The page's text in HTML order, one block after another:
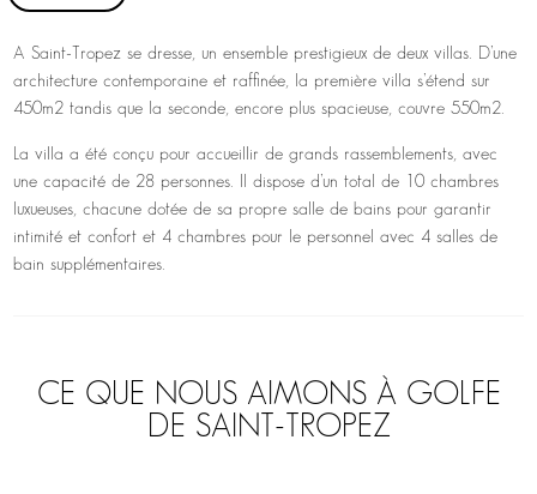
A Saint-Tropez se dresse, un ensemble prestigieux de deux villas. D’une
architecture contemporaine et raffinée, la première villa s’étend sur
450m2 tandis que la seconde, encore plus spacieuse, couvre 550m2.
La villa a été conçu pour accueillir de grands rassemblements, avec
une capacité de 28 personnes. Il dispose d’un total de 10 chambres
luxueuses, chacune dotée de sa propre salle de bains pour garantir
intimité et confort et 4 chambres pour le personnel avec 4 salles de
bain supplémentaires.
CE QUE NOUS AIMONS À GOLFE
DE SAINT-TROPEZ